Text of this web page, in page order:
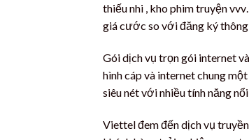
thiếu nhi , kho phim truyện
giá cước so với đăng ký
Gói dịch vụ trọn gói internet
hình cáp và internet chung
siêu nét với nhiều tính năng
Viettel đem đến dịch vụ